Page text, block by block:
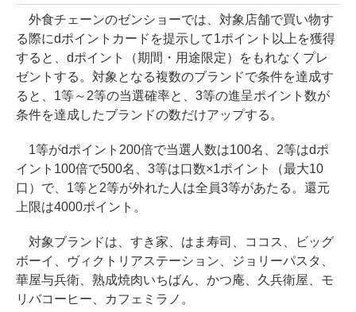
外食チェーンのゼンショーでは、対象店舗で買い物す
る際にdポイントカードを提示して1ポイント以上を獲得
すると、dポイント（期間・用途限定）をもれなくプレ
ゼントする。対象となる複数のブランドで条件を達成す
ると、1等～2等の当選確率と、3等の進呈ポイント数が
条件を達成したブランドの数だけアップする。
1等がdポイント200倍で当選人数は100名、2等はdポ
イント100倍で500名、3等は口数×1ポイント（最大10
口）で、1等と2等が外れた人は全員3等があたる。還元
上限は4000ポイント。
対象ブランドは、すき家、はま寿司、ココス、ビッグ
ボーイ、ヴィクトリアステーション、ジョリーパスタ、
華屋与兵衛、熟成焼肉いちばん、かつ庵、久兵衛屋、モ
リバコーヒー、カフェミラノ。